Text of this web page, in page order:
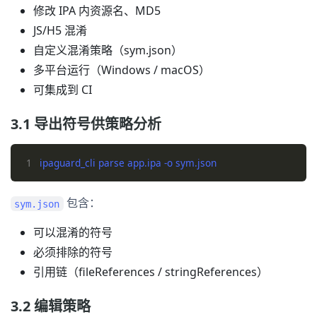
修改 IPA 内资源名、MD5
JS/H5 混淆
自定义混淆策略（sym.json）
多平台运行（Windows / macOS）
可集成到 CI
3.1 导出符号供策略分析
1
sym.json
包含：
可以混淆的符号
必须排除的符号
引用链（fileReferences / stringReferences）
3.2 编辑策略